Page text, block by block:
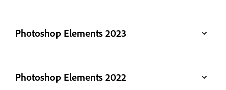
Photoshop Elements 2023
Photoshop Elements 2022